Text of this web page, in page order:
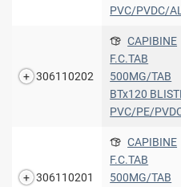
PVC/PVDC/AL
306110202
CAPIBINE
F.C.TAB
500MG/TAB
BTx120
PVC/PE/
306110201
CAPIBINE
F.C.TAB
500MG/TAB